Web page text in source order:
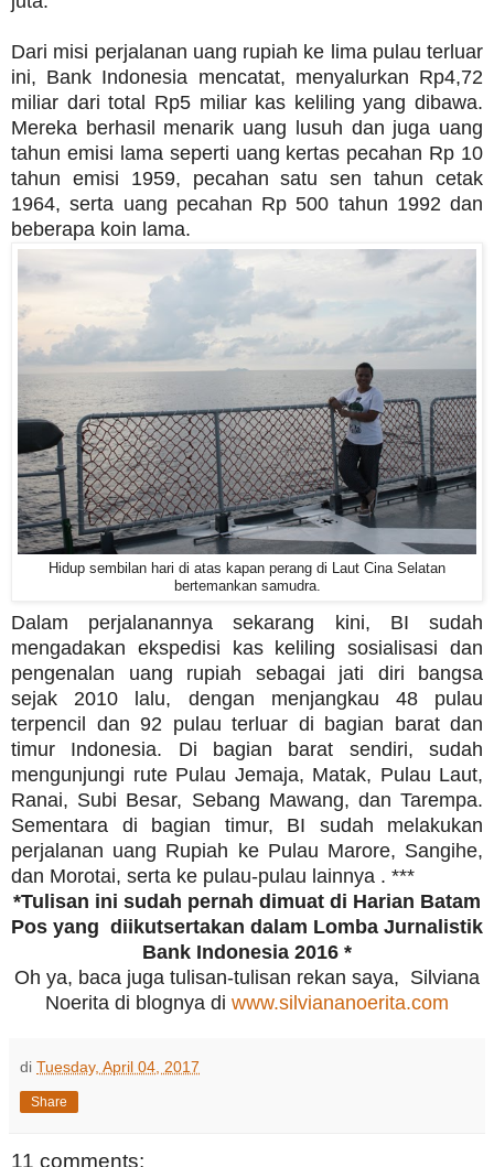
Dari misi perjalanan uang rupiah ke lima pulau terluar
ini, Bank Indonesia mencatat, menyalurkan Rp4,72
miliar dari total Rp5 miliar kas keliling yang dibawa.
Mereka berhasil menarik uang lusuh dan juga uang
tahun emisi lama seperti uang kertas pecahan Rp 10
tahun emisi 1959, pecahan satu sen tahun cetak
1964, serta uang pecahan Rp 500 tahun 1992 dan
beberapa koin lama.
Hidup sembilan hari di atas kapan perang di Laut Cina Selatan
bertemankan samudra.
Dalam perjalanannya sekarang kini, BI sudah
mengadakan ekspedisi kas keliling sosialisasi dan
pengenalan uang rupiah sebagai jati diri bangsa
sejak 2010 lalu, dengan menjangkau 48 pulau
terpencil dan 92 pulau terluar di bagian barat dan
timur Indonesia. Di bagian barat sendiri, sudah
mengunjungi rute Pulau Jemaja, Matak, Pulau Laut,
Ranai, Subi Besar, Sebang Mawang, dan Tarempa.
Sementara di bagian timur, BI sudah melakukan
perjalanan uang Rupiah ke Pulau Marore, Sangihe,
dan Morotai, serta ke pulau-pulau lainnya . ***
*Tulisan ini sudah pernah dimuat di Harian Batam
Pos yang diikutsertakan dalam Lomba Jurnalistik
Bank Indonesia 2016 *
Oh ya, baca juga tulisan-tulisan rekan saya, Silviana
Noerita di blognya di www.silviananoerita.com
di Tuesday, April 04, 2017
Share
11 comments: